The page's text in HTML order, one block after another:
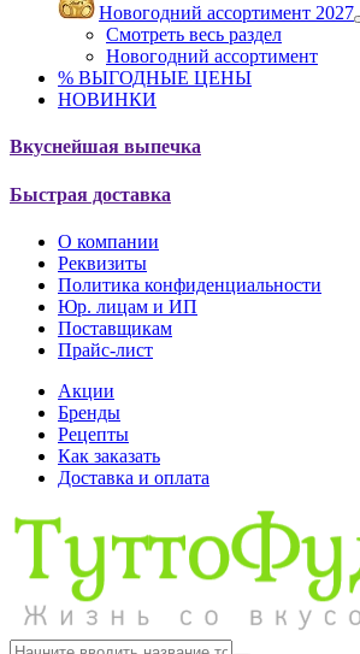
Новогодний ассортимент 2027
Смотреть весь раздел
Новогодний ассортимент
% ВЫГОДНЫЕ ЦЕНЫ
НОВИНКИ
Вкуснейшая выпечка
Быстрая доставка
О компании
Реквизиты
Политика конфиденциальности
Юр. лицам и ИП
Поставщикам
Прайс-лист
Акции
Бренды
Рецепты
Как заказать
Доставка и оплата